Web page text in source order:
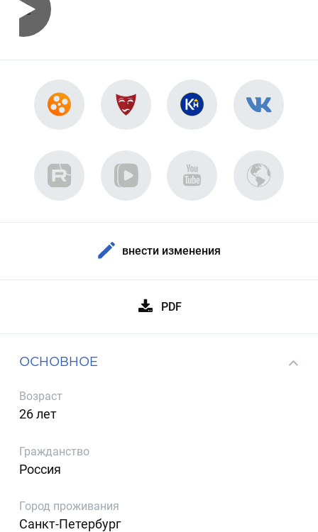
внести изменения
PDF
ОСНОВНОЕ
Возраст
26 лет
Гражданство
Россия
Город проживания
Санкт-Петербург